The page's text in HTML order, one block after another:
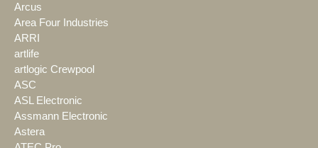
Arcus
Area Four Industries
ARRI
artlife
artlogic Crewpool
ASC
ASL Electronic
Assmann Electronic
Astera